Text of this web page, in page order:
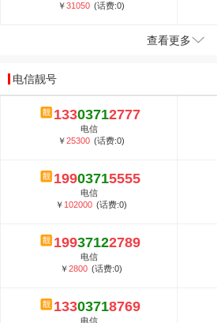
￥31050 (话费:0)
查看更多
电信靓号
13303712777
电信
￥25300 (话费:0)
19903715555
电信
￥ 102000 (话费:0)
19937122789
电信
￥2800 (话费:0)
13303718769
电信